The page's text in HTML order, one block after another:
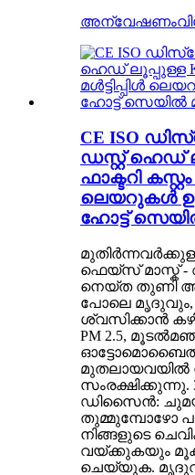
അന്വേഷണം
CE ISO
ഡസ്റ്റ് ഹെഡ്
ഫാക്ടറി കസ്റ്റം
ലെയറുകൾ
ഹോട്ട്
ഫെയ്സ് മാസ്ക്
നെയ്ത തുണി
പോലെ മൃദുവും,
ശ്വസിക്കാൻ
PM 2.5,
മുതലായവയിൽ
ഡിസൈൻ:
തുമ്മുമ്പോഴോ
നിങ്ങളുടെ
വയ്ക്കുകയും
ചെയ്യുക.